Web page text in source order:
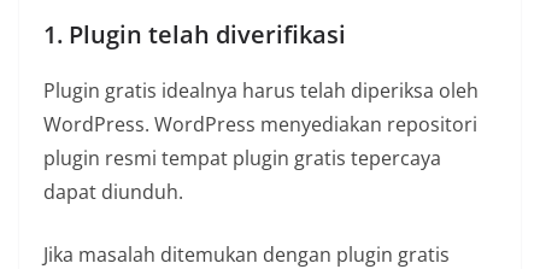
1. Plugin telah diverifikasi
Plugin gratis idealnya harus telah diperiksa oleh
WordPress. WordPress menyediakan repositori
plugin resmi tempat plugin gratis tepercaya
dapat diunduh.
Jika masalah ditemukan dengan plugin gratis